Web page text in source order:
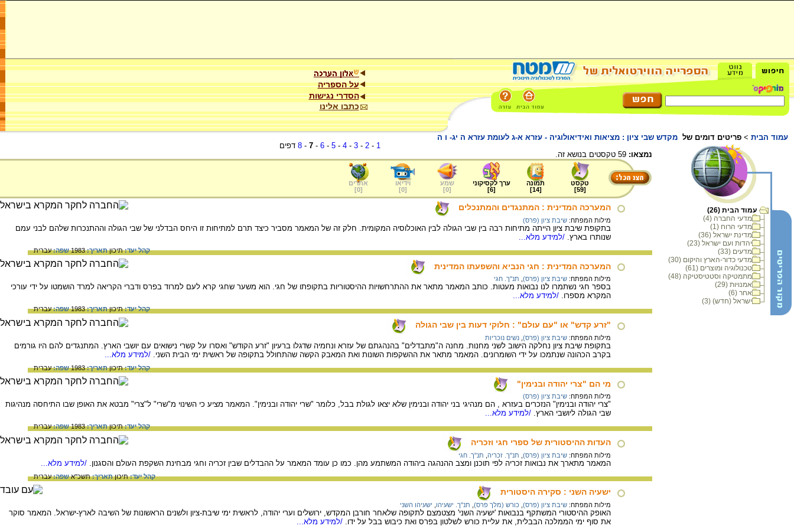
על הספריה
הסדרי נגישות
כתבו אלינו
עמוד הבית > פריטים דומים של מקדש שבי ציון : מציאות ואידיאולוגיה - עזרא א-ג לעומת עזרא ה יג- ו ה
עמוד הבית (26)
מדעי החברה (4)
מדעי הרוח (1)
מדינת ישראל (36)
יהדות ועם ישראל (23)
מדעים (33)
מדעי כדור-הארץ והיקום (30)
טכנולוגיה ומוצרים (61)
מתמטיקה וסטטיסטיקה (48)
אמנויות (29)
אחר (6)
ישראל (חדש) (3)
1
-
2
-
3
-
4
-
5
-
6
-
7
-
8 דפים
נמצאו:
טקסט
[
59
]
תמונה
[
14
]
ערך לקסיקוני
[
6
]
שמע
[
0
]
וידיאו
[
0
]
אתרים
[
0
]
המערכה המדינית : המתנגדים והמתנכלים
מילות המפתח: שיבת ציון (פרס)
בתקופת שיבת ציון הייתה מתיחות רבה בין שבי הגולה לבין האוכלוסיה המקומית. חלק זה של המאמר מסביר כיצד תרם למתיחות זו היחס הבדלני של שבי הגולה וההתנכרות שלהם לבני עמם
שנותרו בארץ. /למידע מלא...
קהל יעד:תיכוןתאריך:1983 שפה:עברית
המערכה המדינית : חגי הנביא והשפעתו המדינית
מילות המפתח: שיבת ציון (פרס) תנ"ך. חגי
בספר חגי נשתמרו לנו נבואות מעטות. כותב המאמר מתאר את ההתרחשויות ההיסטוריות בתקופתו של חגי. הוא משער שחגי קרא לעם למרוד בפרס ודברי הקריאה למרד הושמטו על ידי עורכי
המקרא מספרו. /למידע מלא...
קהל יעד:תיכוןתאריך:1983 שפה:עברית
"זרע קדש" או "עם עולם" : חלוקי דעות בין שבי הגולה
מילות המפתח: שיבת ציון (פרס) נשים נוכריות
בתקופת שיבת ציון נחלקה הישוב לשני מחנות. מחנה ה"מתבדלים" בהנהגתם של עזרא ונחמיה שדגלו ברעיון "זרע הקודש" ואסרו על קשרי נישואים עם יושבי הארץ. המתנגדים להם היו גורמים
בקרב הכהונה שנתמכו על ידי השומרונים. המאמר מתאר את ההשקפות השונות ואת המאבק הקשה שהתחולל בתקופה של ראשית ימי הבית השני. /למידע מלא...
קהל יעד:תיכוןתאריך:1983 שפה:עברית
מי הם "צרי יהודה ובנימין"
מילות המפתח: שיבת ציון (פרס)
"צרי יהודה ובנימין" הנזכרים בעזרא , הם מנהיגי בני יהודה ובנימין שלא יצאו לגולת בבל, כלומר "שרי יהודה ובנימין". המאמר מציע כי השינוי מ"שרי" ל"צרי" מבטא את האופן שבו התיחסה מנהיגות
שבי הגולה ליושבי הארץ. /למידע מלא...
קהל יעד:תיכוןתאריך:1983 שפה:עברית
העדות ההיסטורית של ספרי חגי וזכריה
מילות המפתח: שיבת ציון (פרס) תנ"ך. זכריה תנ"ך. חגי
המאמר מתארך את נבואות זכריה לפי תוכנן ומצב ההנהגה ביהודה המשתמע מהן. כמו כן עומד המאמר על ההבדלים שבין זכריה וחגי מבחינת השקפת העולם והסגנון. /למידע מלא...
קהל יעד:תיכוןתאריך:תשכ"אשפה:עברית
ישעיה השני : סקירה היסטורית
מילות המפתח: שיבת ציון (פרס) כורש (מלך פרס) תנ"ך. ישעיהו ישעיהו השני
האופק ההיסטורי המשתקף בנבואות 'ישעיה השני' מצטמצם לתקופה שלאחר חורבן המקדש, ירושלים וערי יהודה, לראשית ימי שיבת-ציון ולשנים הראשונות של השיבה לארץ-ישראל. המאמר סוקר
את סוף ימי הממלכה הבבלית, את עליית כורש לשלטון בפרס ואת כיבוש בבל על ידו. /למידע מלא...